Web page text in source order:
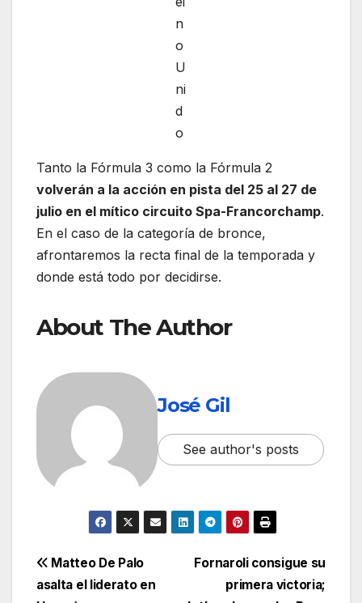
n
o
U
ni
d
o
Tanto la Fórmula 3 como la Fórmula 2
volverán a la acción en pista del 25 al 27 de
julio en el mítico circuito Spa-Francorchamp.
En el caso de la categoría de bronce,
afrontaremos la recta final de la temporada y
donde está todo por decidirse.
About The Author
José Gil
See author's posts
Fornaroli consigue su
primera victoria;
Matteo De Palo
asalta el liderato en